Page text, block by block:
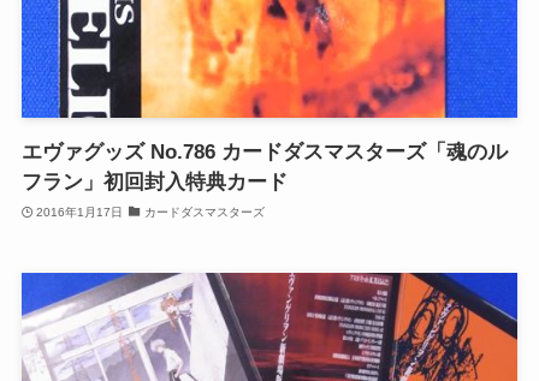
エヴァグッズ No.786 カードダスマスターズ「魂のル
フラン」初回封入特典カード
2016年1月17日 カードダスマスターズ